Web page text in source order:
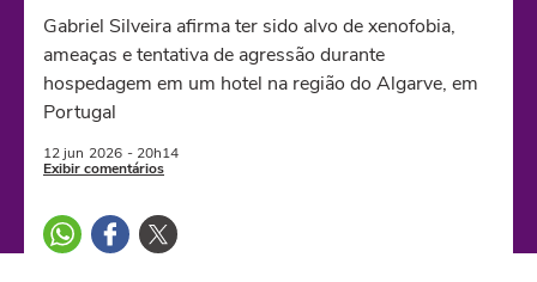
Gabriel Silveira afirma ter sido alvo de xenofobia,
ameaças e tentativa de agressão durante
hospedagem em um hotel na região do Algarve, em
Portugal
12 jun 2026 - 20h14
Exibir comentários